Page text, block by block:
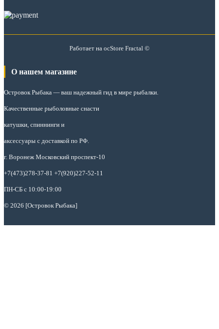
Работает на ocStore Fractal ©
О нашем магазине
Островок Рыбака — ваш надежный гид в мире рыбалки.
Качественные рыболовные снасти
катушки, спиннинги и
аксессуары с доставкой по РФ.
г. Воронеж Московский проспект-10
+7(473)278-37-81 +7(920)227-52-11
ПН-СБ с 10:00-19:00
© 2026 [Островок Рыбака]